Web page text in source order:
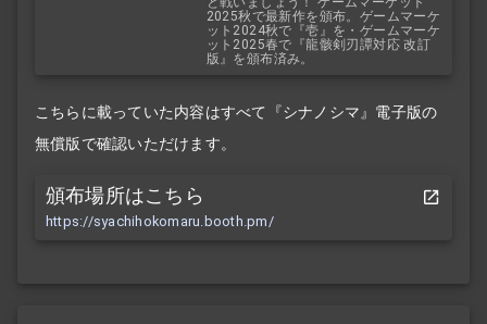
2025秋で最新作を頒布。ゲームマーケ
ット2024秋で『壱』を・ゲームマーケ
ット2025春で『龍骸剣刃譚対応 改訂
版』を頒布済み。
こちらに載っていた内容はすべて『シナノシマ』電子版の
無償版で確認いただけます。
頒布場所はこちら
https://syachihokomaru.booth.pm/